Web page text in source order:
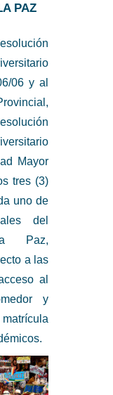
PAZ
06 y al
Mayor
tres (3)
uno de
del
Paz,
a las
al
y